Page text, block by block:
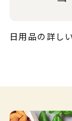
日用品の詳し